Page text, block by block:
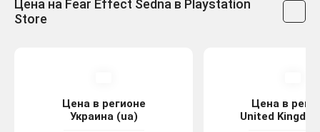
Цена на Fear Effect Sedna в Playstation
Store
Цена в регионе
Украина (ua)
Цена в
United